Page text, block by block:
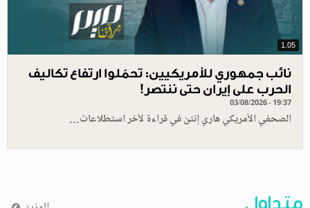
1.05
نائب جمهوري للأمريكيين: تحمّلوا ارتفاع تكاليف
الحرب على إيران حتى ننتصر!
03/08/2026 - 19:37
الصحفي الأمريكي هاري إنتن في قراءة لآخر استطلاعات…
متداول